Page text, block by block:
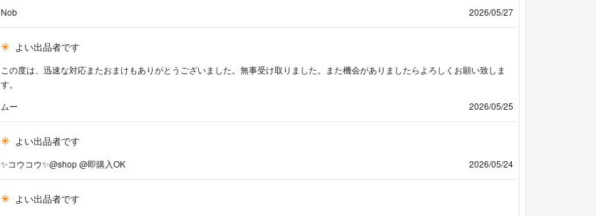
Nob
2026/05/27
よい出品者です
この度は、迅速な対応またおまけもありがとうございました。無事受け取りました。また機会がありましたらよろしくお願い致しま
す。
ムー
2026/05/25
よい出品者です
✨コウコウ✨@shop @即購入OK 2026/05/24
よい出品者です